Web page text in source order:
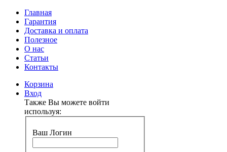
Главная
Гарантия
Доставка и оплата
Полезное
О нас
Статьи
Контакты
Корзина
Вход
Также Вы можете войти
используя:
Ваш Логин